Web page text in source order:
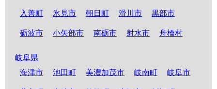
入善町 氷見市 朝日町 滑川市 黒部市
砺波市 小矢部市 南砺市 射水市 舟橋村
岐阜県
海津市
池田町 美濃加茂市 岐南町 岐阜市